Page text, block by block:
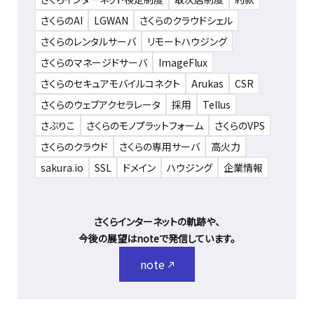
さくらのAI
LGWAN
さくらのクラウドシェル
さくらのレンタルサーバ
リモートハウジング
さくらのマネージドサーバ
ImageFlux
さくらのセキュアモバイルコネクト
Arukas
CSR
さくらのウェブアクセラレータ
採用
Tellus
さぶりこ
さくらのモノプラットフォーム
さくらのVPS
さくらのクラウド
さくらの専用サーバ
高火力
sakura.io
SSL ドメイン ハウジング 企業情報
さくらインターネットの軌跡や、
今後の展望はnoteで発信しています。
note